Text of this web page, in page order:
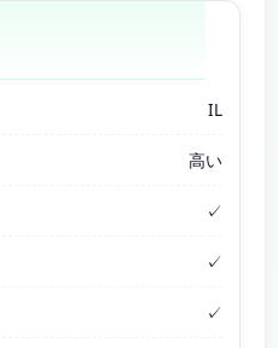
IL
高い
✓
✓
✓